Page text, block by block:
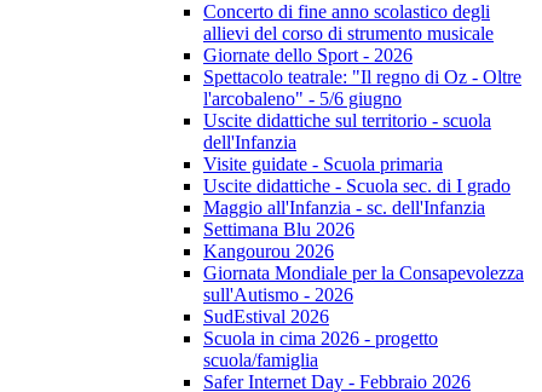
Concerto di fine anno scolastico degli
allievi del corso di strumento musicale
Giornate dello Sport - 2026
Spettacolo teatrale: "Il regno di Oz - Oltre
l'arcobaleno" - 5/6 giugno
Uscite didattiche sul territorio - scuola
dell'Infanzia
Visite guidate - Scuola primaria
Uscite didattiche - Scuola sec. di I grado
Maggio all'Infanzia - sc. dell'Infanzia
Settimana Blu 2026
Kangourou 2026
Giornata Mondiale per la Consapevolezza
sull'Autismo - 2026
SudEstival 2026
Scuola in cima 2026 - progetto
scuola/famiglia
Safer Internet Day - Febbraio 2026